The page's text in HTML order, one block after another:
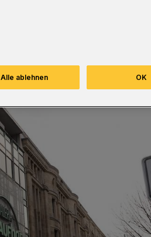
Alle ablehnen OK